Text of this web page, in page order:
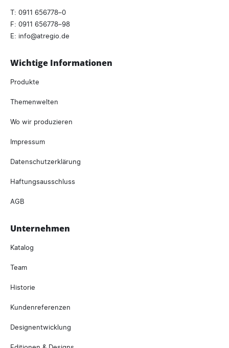
T: 0911 656778–0
F: 0911 656778–98
E: info atregio. de
Wichtige Informationen
Produkte
Themenwelten
Wo wir produzieren
Impressum
Datenschutzerklärung
Haftungsausschluss
AGB
Unternehmen
Katalog
Team
Historie
Kundenreferenzen
Designentwicklung